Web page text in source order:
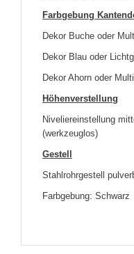
Farbgebung
Dekor Buche oder
Dekor Blau oder
Dekor Ahorn oder
Höhenverstellung
Niveliereinstellung
(werkzeuglos)
Gestell
Stahlrohrgestell
Farbgebung: Schwarz